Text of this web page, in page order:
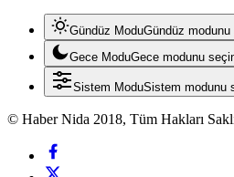
Gündüz ModuGündüz modunu
Gece ModuGece modunu
Sistem ModuSistem modunu
© Haber Nida 2018, Tüm Hakları